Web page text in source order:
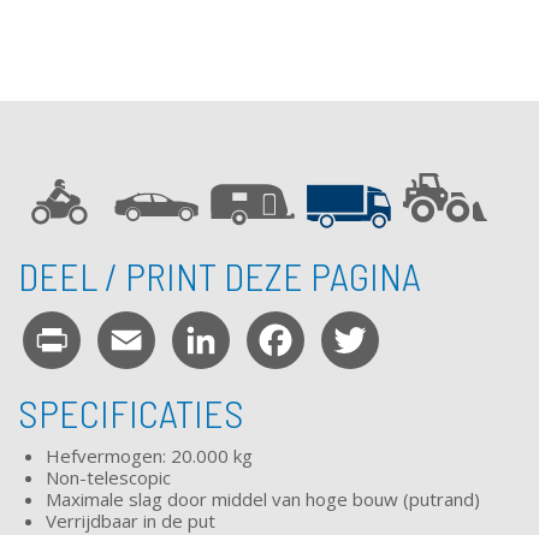
DEEL / PRINT DEZE PAGINA
Print Email LinkedInFacebook
SPECIFICATIES
Hefvermogen: 20.000 kg
Non-telescopic
Maximale slag door middel van hoge bouw (putrand)
Verrijdbaar in de put